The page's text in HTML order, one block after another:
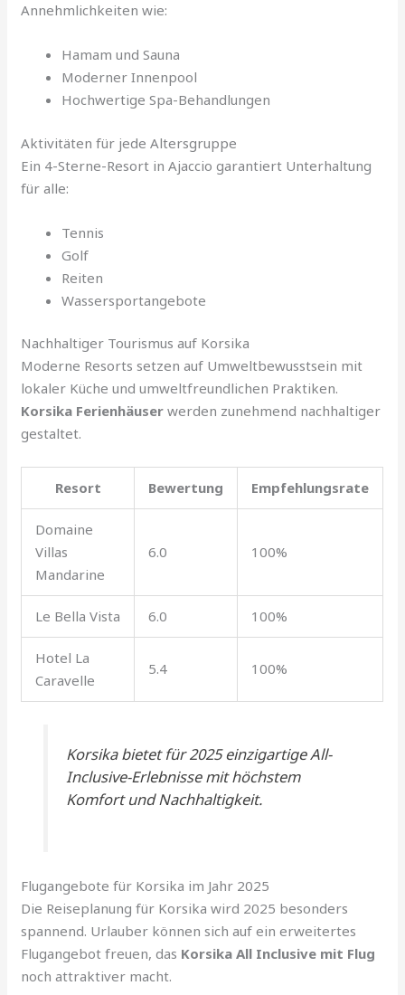
Annehmlichkeiten wie:
Hamam und Sauna
Moderner Innenpool
Hochwertige Spa-Behandlungen
Aktivitäten für jede Altersgruppe
Ein 4-Sterne-Resort in Ajaccio garantiert Unterhaltung
für alle:
Tennis
Golf
Reiten
Wassersportangebote
Nachhaltiger Tourismus auf Korsika
Moderne Resorts setzen auf Umweltbewusstsein mit
lokaler Küche und umweltfreundlichen Praktiken.
Korsika Ferienhäuser werden zunehmend nachhaltiger
gestaltet.
Resort Bewertung Empfehlungsrate
Domaine
Villas
Mandarine
6.0 100%
Le Bella Vista 6.0 100%
Hotel La
Caravelle
5.4 100%
Korsika bietet für 2025 einzigartige All-
Inclusive-Erlebnisse mit höchstem
Komfort und Nachhaltigkeit.
Flugangebote für Korsika im Jahr 2025
Die Reiseplanung für Korsika wird 2025 besonders
spannend. Urlauber können sich auf ein erweitertes
Flugangebot freuen, das Korsika All Inclusive mit Flug
noch attraktiver macht.